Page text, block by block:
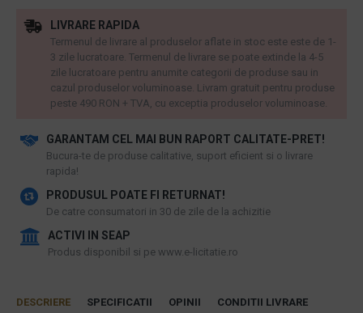
GARANTAM CEL MAI BUN RAPORT CALITATE-PRET!
​Bucura-te de produse calitative, suport eficient si o livrare
rapida!
PRODUSUL POATE FI RETURNAT!
De catre consumatori in 30 de zile de la achizitie
ACTIVI IN SEAP
Produs disponibil si pe www.e-licitatie.ro
LIVRARE RAPIDA
Termenul de livrare al produselor aflate in stoc este este de 1-
3 zile lucratoare. Termenul de livrare se poate extinde la 4-5
zile lucratoare pentru anumite categorii de produse sau in
cazul produselor voluminoase. Livram gratuit pentru produse
peste 490 RON + TVA, cu exceptia produselor voluminoase.
DESCRIERE SPECIFICATII OPINII CONDITII LIVRARE